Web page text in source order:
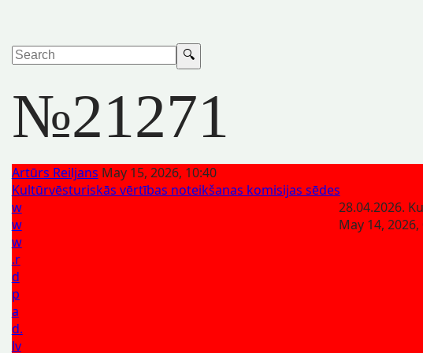
№21271
Artūrs Reiljans May 15, 2026, 10:40
Kultūrvēsturiskās vērtības noteikšanas komisijas sēdes
w
w
w
.r
d
p
a
d.
lv
28.04.2026.
May 14, 2026,